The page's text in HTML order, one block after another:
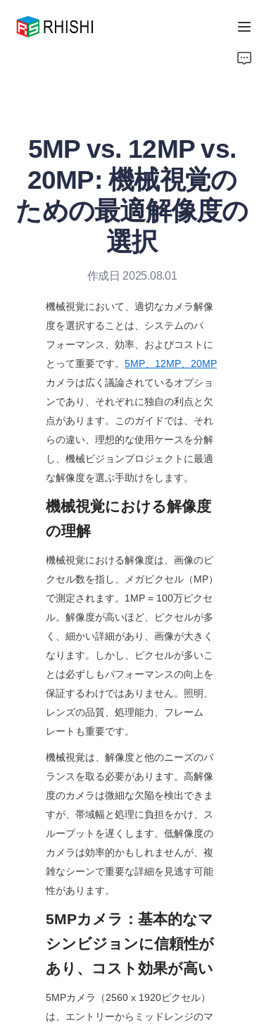
5MP vs. 12MP vs.
20MP: 機械視覚の
ための最適解像度の
選択
作成日 2025.08.01
機械視覚において、適切なカメラ解像
度を選択することは、システムのパ
フォーマンス、効率、およびコストに
とって重要です。 5MP、12MP、20MP
カメラは広く議論されているオプショ
ンであり、それぞれに独自の利点と欠
点があります。このガイドでは、それ
らの違い、理想的な使用ケースを分解
し、機械ビジョンプロジェクトに最適
な解像度を選ぶ手助けをします。
機械視覚における解像度
の理解
機械視覚における解像度は、画像のピ
クセル数を指し、メガピクセル（MP）
で測定されます。1MP = 100万ピクセ
ル。解像度が高いほど、ピクセルが多
く、細かい詳細があり、画像が大きく
なります。しかし、ピクセルが多いこ
とは必ずしもパフォーマンスの向上を
保証するわけではありません。照明、
レンズの品質、処理能力、フレーム
レートも重要です。
機械視覚は、解像度と他のニーズのバ
ランスを取る必要があります。高解像
度のカメラは微細な欠陥を検出できま
すが、帯域幅と処理に負担をかけ、ス
ループットを遅くします。低解像度の
カメラは効率的かもしれませんが、複
雑なシーンで重要な詳細を見逃す可能
性があります。
5MPカメラ：基本的なマ
シンビジョンに信頼性が
あり、コスト効果が高い
5MPカメラ（2560 x 1920ピクセル）
は、エントリーからミッドレンジのマ
About Us
News
Support